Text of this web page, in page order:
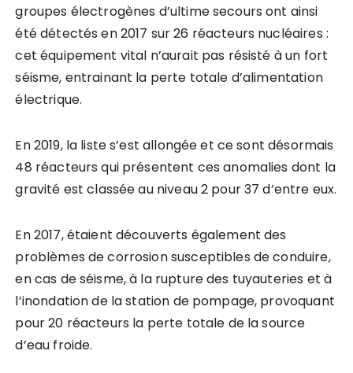
groupes électrogènes d’ultime secours ont ainsi
été détectés en 2017 sur 26 réacteurs nucléaires :
cet équipement vital n’aurait pas résisté à un fort
séisme, entrainant la perte totale d’alimentation
électrique.
En 2019, la liste s’est allongée et ce sont désormais
48 réacteurs qui présentent ces anomalies dont la
gravité est classée au niveau 2 pour 37 d’entre eux.
En 2017, étaient découverts également des
problèmes de corrosion susceptibles de conduire,
en cas de séisme, à la rupture des tuyauteries et à
l’inondation de la station de pompage, provoquant
pour 20 réacteurs la perte totale de la source
d’eau froide.